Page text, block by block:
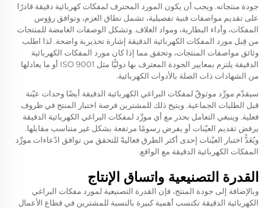
جودة منتجاته. ويجب أن يكون المورد المحترف لمفكات كهربائية دقيقة قادرًا
على تقديم مواصفات فنية تفصيلية، تشمل نطاق العزم، وتوافق رؤوس
المفكات، وأداء البطارية، ومواد الغلاف. وتشكل الوصفات الغامضة للمنتجات
من قِبل مورد المفكات الكهربائية الدقيقة إشارة تحذيرية واضحة. لذا اطلب
وثائق مواصفات المنتجات، وتحقق مما إذا كان مورد المفكات الكهربائية
الدقيقة يلتزم بمعايير الجودة المعترف بها دوليًّا مثل ISO 9001 أو ما يعادلها
من الشهادات ذات الصلة بالأدوات الكهربائية.
سيقدّم مورِّد موثوقٌ لمفكات البراغي الكهربائية الدقيقة أيضًا وحدات عيّنة
قبل الطلبات الجماعية. ويتيح ذلك للمشترين فرصة اختبار المنتج في ظروف
فعلية. وينبغي التعامل بحذر مع أي مورِّد لمفكات البراغي الكهربائية الدقيقة
يرفض تقديم العيّنات أو يفرض رسومًا مرتفعة بشكل غير متناسب مقابلها.
ويُعَدُّ اختبار العيّنات إحدى أكثر الطرق فعاليةً للتحقق من توافق ادّعاءات مورِّد
المفكات الكهربائية الدقيقة مع الواقع.
القدرة التصنيعية واتساق الإنتاج
وبالإضافة إلى جودة المنتج، فإن القدرة التصنيعية لمورد مفكات البراغي
الكهربائية الدقيقة تكتسب أهمية كبيرة بالنسبة للمشترين في قطاع الأعمال